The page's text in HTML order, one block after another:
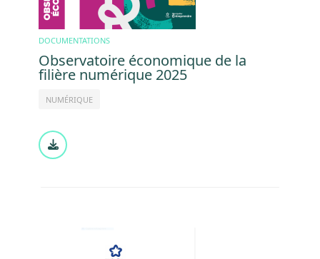
DOCUMENTATIONS
Observatoire économique de la
filière numérique 2025
NUMÉRIQUE
Document